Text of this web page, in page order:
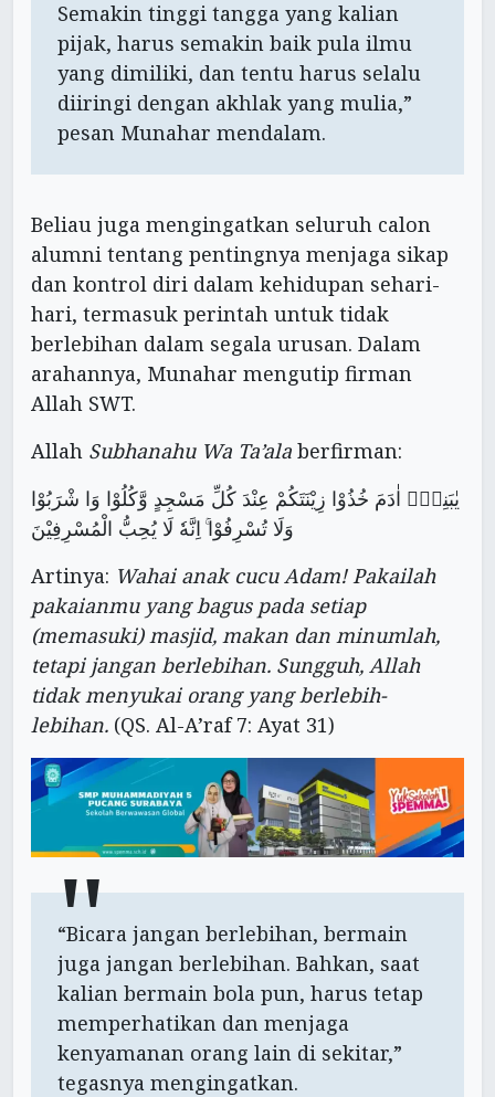
Semakin tinggi tangga yang kalian
pijak, harus semakin baik pula ilmu
yang dimiliki, dan tentu harus selalu
diiringi dengan akhlak yang mulia,”
pesan Munahar mendalam.
Beliau juga mengingatkan seluruh calon
alumni tentang pentingnya menjaga sikap
dan kontrol diri dalam kehidupan sehari-
hari, termasuk perintah untuk tidak
berlebihan dalam segala urusan. Dalam
arahannya, Munahar mengutip firman
Allah SWT.
Allah Subhanahu Wa Ta’ala berfirman:
يٰبَنِيْۤ اٰدَمَ خُذُوْا زِيْنَتَكُمْ عِنْدَ كُلِّ مَسْجِدٍ وَّكُلُوْا وَا شْرَبُوْا
وَلَا تُسْرِفُوْا ۚ اِنَّهٗ لَا يُحِبُّ الْمُسْرِفِيْنَ
Artinya: Wahai anak cucu Adam! Pakailah
pakaianmu yang bagus pada setiap
(memasuki) masjid, makan dan minumlah,
tetapi jangan berlebihan. Sungguh, Allah
tidak menyukai orang yang berlebih-
lebihan. (QS. Al-A’raf 7: Ayat 31)
“Bicara jangan berlebihan, bermain
juga jangan berlebihan. Bahkan, saat
kalian bermain bola pun, harus tetap
memperhatikan dan menjaga
kenyamanan orang lain di sekitar,”
tegasnya mengingatkan.